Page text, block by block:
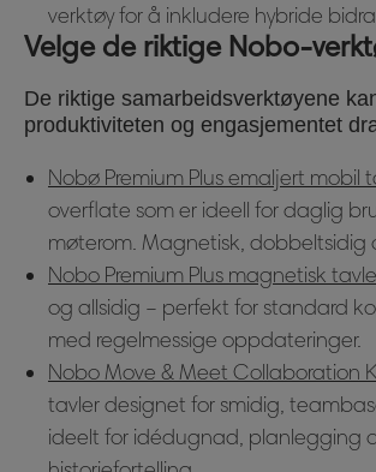
verktøy for å inkludere hybride
Velge de riktige Nobo-
De riktige samarbeidsverktøyene
produktiviteten og engasjementet
Nobø Premium Plus emaljert mobil
overflate som er ideell for daglig
møterom. Magnetisk, dobbeltsidig
Nobo Premium Plus magnetisk
og allsidig – perfekt for standard
med regelmessige oppdateringer.
Nobo Move & Meet Collaboration
tavler designet for smidig,
ideelt for idédugnad, planlegging